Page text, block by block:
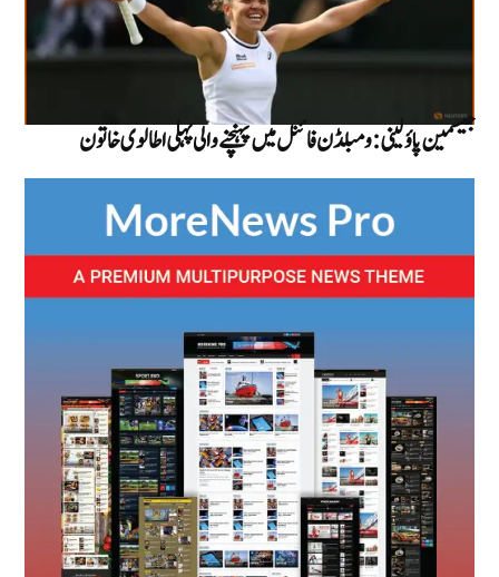
جیسمین پاؤلینی: ومبلڈن فائنل میں پہنچنے والی پہلی اطالوی خاتون